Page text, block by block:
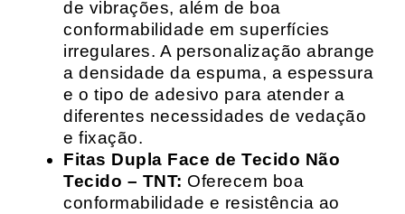
de vibrações, além de boa
conformabilidade em superfícies
irregulares. A personalização abrange
a densidade da espuma, a espessura
e o tipo de adesivo para atender a
diferentes necessidades de vedação
e fixação.
Fitas Dupla Face de Tecido Não
Tecido – TNT: Oferecem boa
conformabilidade e resistência ao